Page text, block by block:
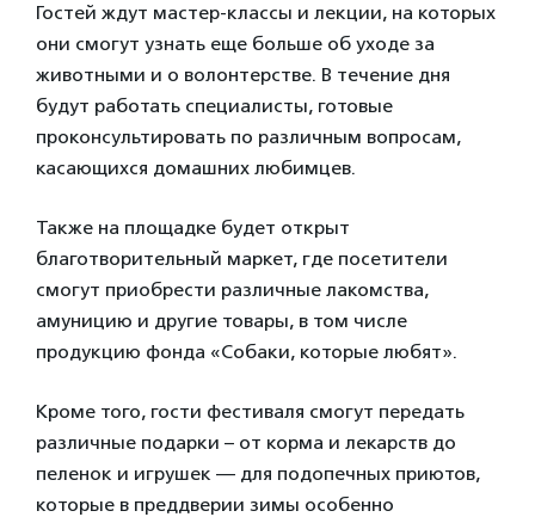
Гостей ждут мастер-классы и лекции, на которых
они смогут узнать еще больше об уходе за
животными и о волонтерстве. В течение дня
будут работать специалисты, готовые
проконсультировать по различным вопросам,
касающихся домашних любимцев.
Также на площадке будет открыт
благотворительный маркет, где посетители
смогут приобрести различные лакомства,
амуницию и другие товары, в том числе
продукцию фонда «Собаки, которые любят».
Кроме того, гости фестиваля смогут передать
различные подарки – от корма и лекарств до
пеленок и игрушек — для подопечных приютов,
которые в преддверии зимы особенно